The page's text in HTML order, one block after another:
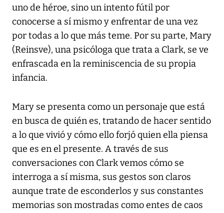
uno de héroe, sino un intento fútil por
conocerse a sí mismo y enfrentar de una vez
por todas a lo que más teme. Por su parte, Mary
(Reinsve), una psicóloga que trata a Clark, se ve
enfrascada en la reminiscencia de su propia
infancia.
Mary se presenta como un personaje que está
en busca de quién es, tratando de hacer sentido
a lo que vivió y cómo ello forjó quien ella piensa
que es en el presente. A través de sus
conversaciones con Clark vemos cómo se
interroga a sí misma, sus gestos son claros
aunque trate de esconderlos y sus constantes
memorias son mostradas como entes de caos